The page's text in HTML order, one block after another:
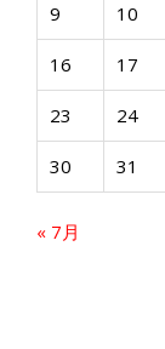
9 10
16 17
23 24
30 31
« 7月